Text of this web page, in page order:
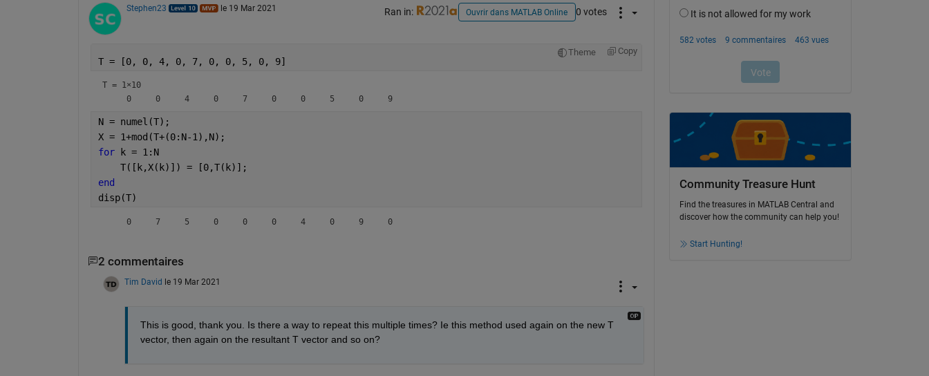
Stephen23 le 19 Mar 2021 Ran in: Ouvrir dans MATLAB Online 0 votes
Theme Copy
T = [0, 0, 4, 0, 7, 0, 0, 5, 0, 9]
T = 1×10
     0     0     4     0     7     0     0     5     0     9
N = numel(T);
X = 1+mod(T+(0:N-1),N);
for
k = 1:N
    T([k,X(k)]) = [0,T(k)];
end
disp(T)
     0     7     5     0     0     0     4     0     9     0
2 commentaires
Tim David le 19 Mar 2021
This is good, thank you. Is there a way to repeat this multiple times? Ie this method used again on the new T
vector, then again on the resultant T vector and so on?
Community Treasure Hunt
Find the treasures in MATLAB Central and
discover how the community can help you!
Start Hunting!